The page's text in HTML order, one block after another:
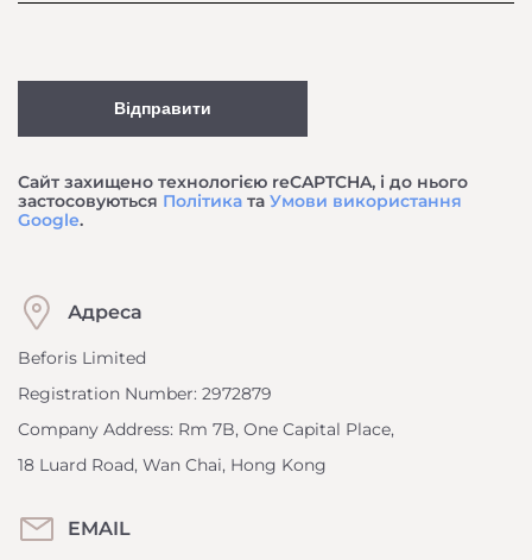
Відправити
Сайт захищено технологією reCAPTCHA, і до нього
застосовуються Політика та Умови використання
Google.
Адреса
Beforis Limited
Registration Number: 2972879
Company Address: Rm 7B, One Capital Place,
18 Luard Road, Wan Chai, Hong Kong
EMAIL